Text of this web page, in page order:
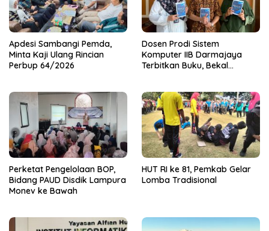
Apdesi Sambangi Pemda,
Minta Kaji Ulang Rincian
Perbup 64/2026
Dosen Prodi Sistem
Komputer IIB Darmajaya
Terbitkan Buku, Bekal
Perketat Pengelolaan BOP,
Bidang PAUD Disdik Lampura
Monev ke Bawah
HUT RI ke 81, Pemkab Gelar
Lomba Tradisional